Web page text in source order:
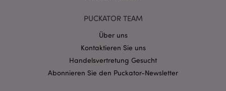
PUCKATOR TEAM
Über uns
Kontaktieren Sie uns
Handelsvertretung Gesucht
Abonnieren Sie den Puckator-Newsletter
mage-cache-sessid